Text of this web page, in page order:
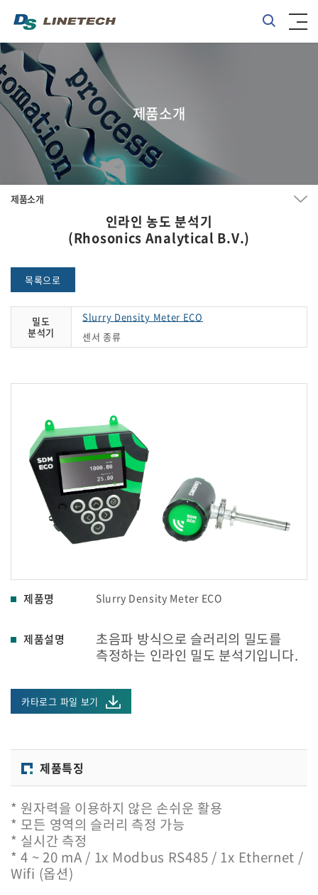
제품소개
제품소개
인라인 농도 분석기
(Rhosonics Analytical B.V.)
목록으로
밀도
분석기
Slurry Density Meter ECO
센서 종류
제품명 Slurry Density Meter ECO
제품설명
초음파 방식으로 슬러리의 밀도를
측정하는 인라인 밀도 분석기입니다.
카타로그 파일 보기
제품특징
* 원자력을 이용하지 않은 손쉬운 활용
* 모든 영역의 슬러리 측정 가능
* 실시간 측정
* 4 ~ 20 mA / 1x Modbus RS485 / 1x Ethernet /
Wifi (옵션)